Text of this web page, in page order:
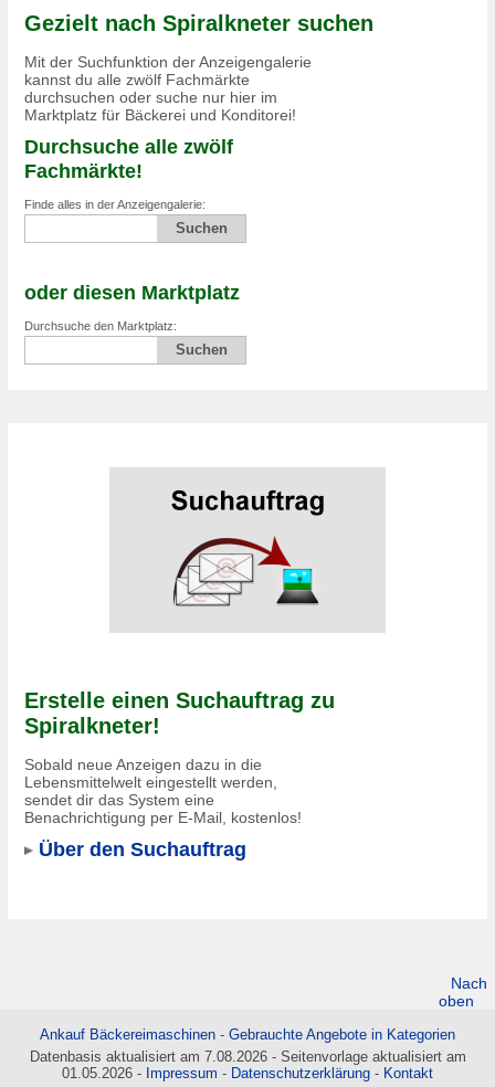
Gezielt nach Spiralkneter suchen
Mit der Suchfunktion der Anzeigengalerie
kannst du alle zwölf Fachmärkte
durchsuchen oder suche nur hier im
Marktplatz für Bäckerei und Konditorei!
Durchsuche alle zwölf
Fachmärkte!
Finde alles in der Anzeigengalerie:
oder diesen Marktplatz
Durchsuche den Marktplatz:
Erstelle einen Suchauftrag zu
Spiralkneter!
Sobald neue Anzeigen dazu in die
Lebensmittelwelt eingestellt werden,
sendet dir das System eine
Benachrichtigung per E-Mail, kostenlos!
Über den Suchauftrag
Nach
oben
Ankauf Bäckereimaschinen - Gebrauchte Angebote in Kategorien
Datenbasis aktualisiert am 7.08.2026 - Seitenvorlage aktualisiert am
01.05.2026 - Impressum - Datenschutzerklärung - Kontakt